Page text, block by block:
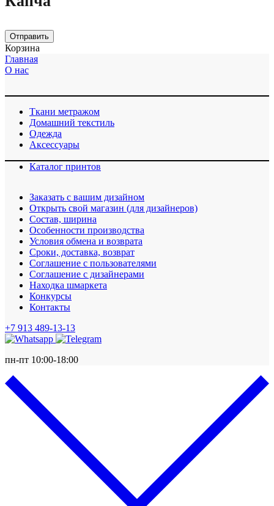
Отправить
Корзина
Главная
О нас
Ткани метражом
Домашний текстиль
Одежда
Аксессуары
Каталог принтов
Заказать с вашим дизайном
Открыть свой магазин (для дизайнеров)
Cостав, ширина
Особенности производства
Условия обмена и возврата
Сроки, доставка, возврат
Соглашение с пользователями
Соглашение с дизайнерами
Находка шмаркета
Конкурсы
Контакты
+7 913 489-13-13
пн-пт 10:00-18:00